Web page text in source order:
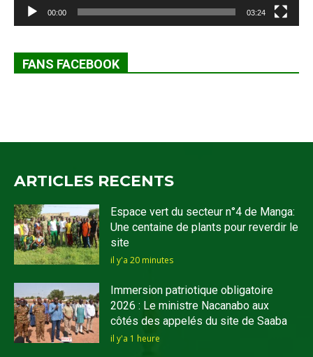
00:00 03:24
FANS FACEBOOK
ARTICLES RECENTS
Espace vert du secteur n°4 de Manga:
Une centaine de plants pour reverdir le
site
il y'a 20 minutes
Immersion patriotique obligatoire
2026 : Le ministre Nacanabo aux
côtés des appelés du site de Saaba
il y'a 1 heure